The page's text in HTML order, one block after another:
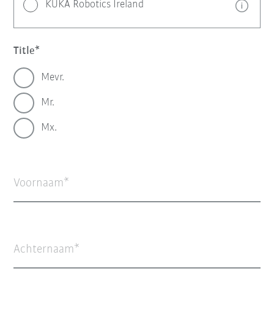
KUKA Robotics Ireland
Title
Mevr.
Mr.
Mx.
Voornaam
Achternaam